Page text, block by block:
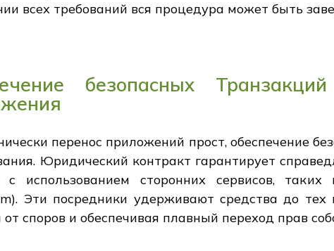
всех требований вся процедура может быть
безопасных
перенос приложений прост, обеспечение
Юридический контракт гарантирует
с использованием сторонних сервисов,
Эти посредники удерживают средства до
споров и обеспечивая плавный переход прав